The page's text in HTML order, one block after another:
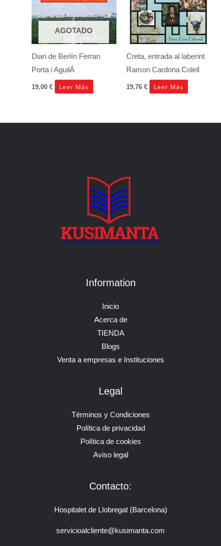
AGOTADO
Diari de Berlín Ferran
Porta i AguilÁ
19,00 € Leer Más
Creta, entrada al laberint
Ramon Cardona Colell
19,76 € Leer Más
Information
Inicio
Acerca de
TIENDA
Blogs
Venta a empresas e Instituciones
Legal
Términos y Condiciones
Política de privacidad
Política de cookies
Aviso legal
Contacto:
Hospitalet de Llobregat (Barcelona)
servicioalcliente@kusimanta.com